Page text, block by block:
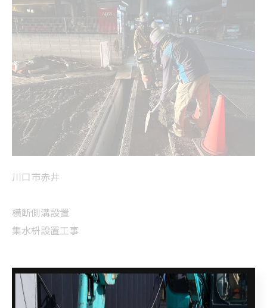
川口市赤井
横断側溝設置
集水枡設置工事
--------------------------------------------------------------------